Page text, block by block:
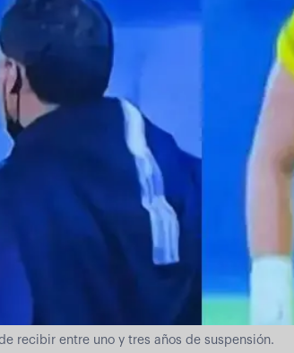
recibir entre uno y tres años de suspensión.